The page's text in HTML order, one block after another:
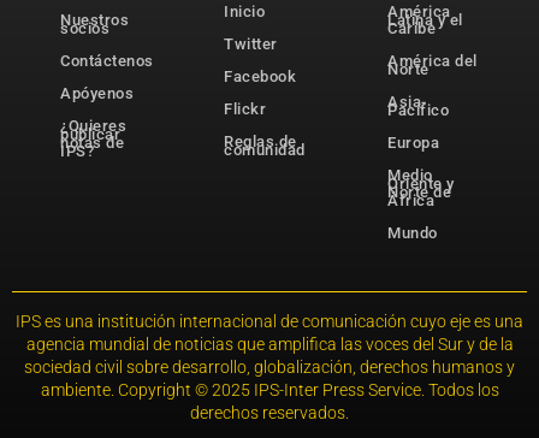
Nuestros
socios
Contáctenos
Apóyenos
¿Quieres
publicar
notas de
IPS?
Inicio
Twitter
Facebook
Flickr
Reglas de
comunidad
América
Latina y el
Caribe
América del
Norte
Asia-
Pacífico
Europa
Medio
Oriente y
Norte de
África
Mundo
IPS es una institución internacional de comunicación cuyo eje es una
agencia mundial de noticias que amplifica las voces del Sur y de la
sociedad civil sobre desarrollo, globalización, derechos humanos y
ambiente. Copyright © 2025 IPS-Inter Press Service. Todos los
derechos reservados.